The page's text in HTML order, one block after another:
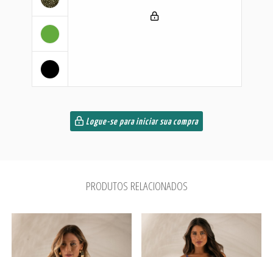
Logue-se para iniciar sua compra
PRODUTOS RELACIONADOS